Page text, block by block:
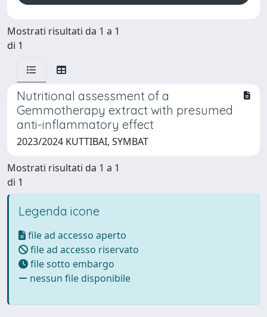
Mostrati risultati da 1 a 1
di 1
Nutritional assessment of a
Gemmotherapy extract with presumed
anti-inflammatory effect
2023/2024 KUTTIBAI, SYMBAT
Mostrati risultati da 1 a 1
di 1
Legenda icone
file ad accesso aperto
file ad accesso riservato
file sotto embargo
nessun file disponibile